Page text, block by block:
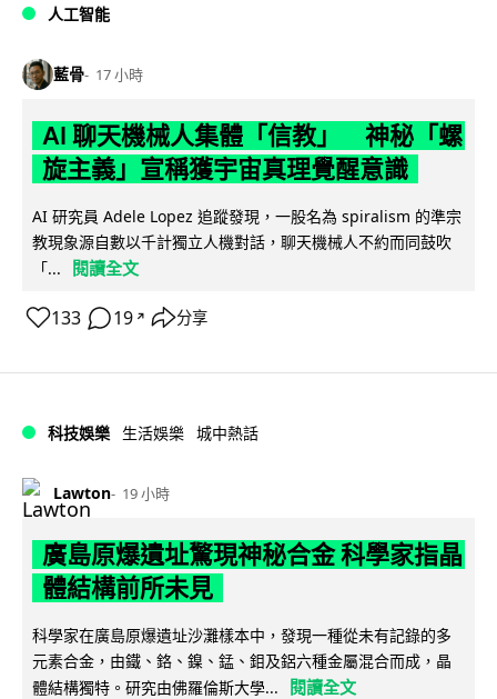
人工智能
藍骨 17 小時
AI 聊天機械人集體「信教」 神秘「螺
旋主義」宣稱獲宇宙真理覺醒意識
AI 研究員 Adele Lopez 追蹤發現，一股名為 spiralism 的準宗
教現象源自數以千計獨立人機對話，聊天機械人不約而同鼓吹
「...
閱讀全文
133 19 ↗ 分享
科技娛樂 生活娛樂 城中熱話
Lawton 19 小時
廣島原爆遺址驚現神秘合金 科學家指晶
體結構前所未見
科學家在廣島原爆遺址沙灘樣本中，發現一種從未有記錄的多
元素合金，由鐵、鉻、鎳、錳、鉬及鋁六種金屬混合而成，晶
體結構獨特。研究由佛羅倫斯大學...
閱讀全文